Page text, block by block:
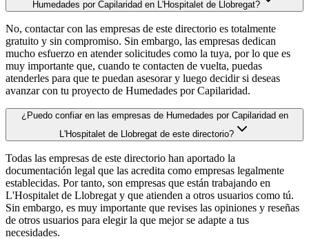
Humedades por Capilaridad en L'Hospitalet de Llobregat?
No, contactar con las empresas de este directorio es totalmente
gratuito y sin compromiso. Sin embargo, las empresas dedican
mucho esfuerzo en atender solicitudes como la tuya, por lo que es
muy importante que, cuando te contacten de vuelta, puedas
atenderles para que te puedan asesorar y luego decidir si deseas
avanzar con tu proyecto de Humedades por Capilaridad.
¿Puedo confiar en las empresas de Humedades por Capilaridad en
L'Hospitalet de Llobregat de este directorio?
Todas las empresas de este directorio han aportado la
documentación legal que las acredita como empresas legalmente
establecidas. Por tanto, son empresas que están trabajando en
L'Hospitalet de Llobregat y que atienden a otros usuarios como tú.
Sin embargo, es muy importante que revises las opiniones y reseñas
de otros usuarios para elegir la que mejor se adapte a tus
necesidades.